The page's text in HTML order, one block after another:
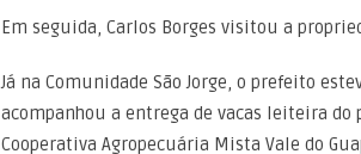
Em seguida, Carlos Borges visitou a
Já na Comunidade São Jorge, o prefeito
acompanhou a entrega de vacas leiteira
Cooperativa Agropecuária Mista Vale do